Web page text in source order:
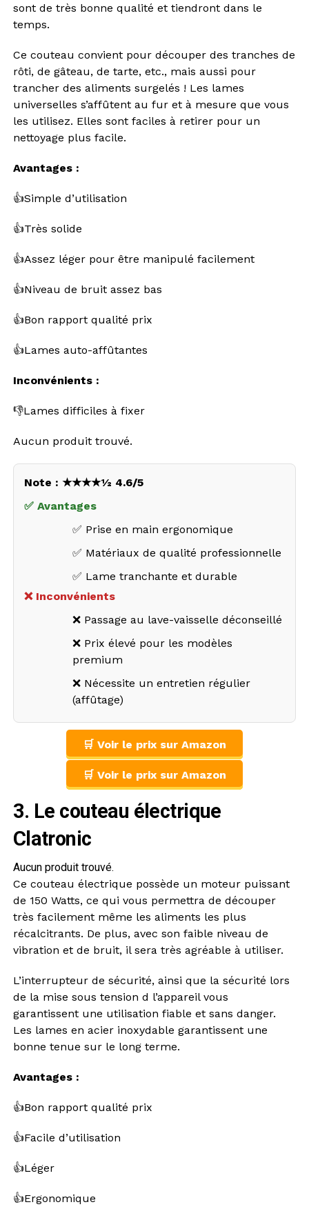
sont de très bonne qualité et tiendront dans le
temps.
Ce couteau convient pour découper des tranches de
rôti, de gâteau, de tarte, etc., mais aussi pour
trancher des aliments surgelés ! Les lames
universelles s’affûtent au fur et à mesure que vous
les utilisez. Elles sont faciles à retirer pour un
nettoyage plus facile.
Avantages :
👍Simple d’utilisation
👍Très solide
👍Assez léger pour être manipulé facilement
👍Niveau de bruit assez bas
👍Bon rapport qualité prix
👍Lames auto-affûtantes
Inconvénients :
👎Lames difficiles à fixer
Aucun produit trouvé.
Note : ★★★★½ 4.6/5
✅ Avantages
✅ Prise en main ergonomique
✅ Matériaux de qualité professionnelle
✅ Lame tranchante et durable
❌ Inconvénients
❌ Passage au lave-vaisselle déconseillé
❌ Prix élevé pour les modèles
premium
❌ Nécessite un entretien régulier
(affûtage)
🛒 Voir le prix sur Amazon
🛒 Voir le prix sur Amazon
3. Le couteau électrique
Clatronic
Aucun produit trouvé.
Ce couteau électrique possède un moteur puissant
de 150 Watts, ce qui vous permettra de découper
très facilement même les aliments les plus
récalcitrants. De plus, avec son faible niveau de
vibration et de bruit, il sera très agréable à utiliser.
L’interrupteur de sécurité, ainsi que la sécurité lors
de la mise sous tension d l’appareil vous
garantissent une utilisation fiable et sans danger.
Les lames en acier inoxydable garantissent une
bonne tenue sur le long terme.
Avantages :
👍Bon rapport qualité prix
👍Facile d’utilisation
👍Léger
👍Ergonomique